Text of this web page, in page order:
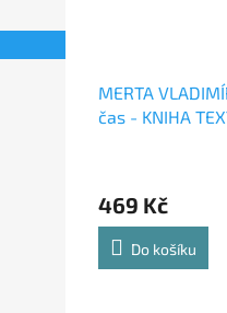
MERTA
čas - KNIHA
469 Kč
Do košíku